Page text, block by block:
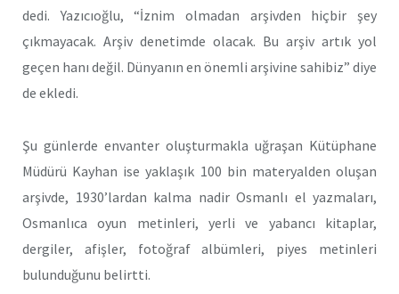
dedi. Yazıcıoğlu, “İznim olmadan arşivden hiçbir şey
çıkmayacak. Arşiv denetimde olacak. Bu arşiv artık yol
geçen hanı değil. Dünyanın en önemli arşivine sahibiz” diye
de ekledi.
Şu günlerde envanter oluşturmakla uğraşan Kütüphane
Müdürü Kayhan ise yaklaşık 100 bin materyalden oluşan
arşivde, 1930’lardan kalma nadir Osmanlı el yazmaları,
Osmanlıca oyun metinleri, yerli ve yabancı kitaplar,
dergiler, afişler, fotoğraf albümleri, piyes metinleri
bulunduğunu belirtti.